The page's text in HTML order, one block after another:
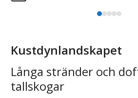
to
the
first
slide
Press
go
the
Kustdynlandskapet
Långa stränder och
tallskogar